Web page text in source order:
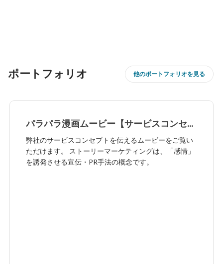
ポートフォリオ 他のポートフォリオを見る
パラパラ漫画ムービー【サービスコンセプ
ト】
弊社のサービスコンセプトを伝えるムービーをご覧い
ただけます。 ストーリーマーケティングは、「感情」
を誘発させる宣伝・PR手法の概念です。